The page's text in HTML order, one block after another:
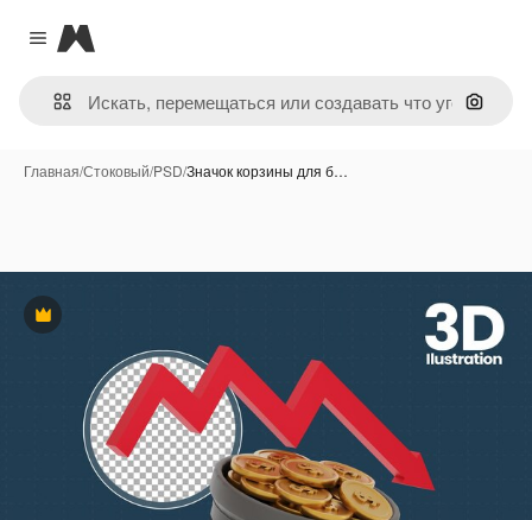
Close menu
Magnific
Поиск
Главная/Стоковый/PSD/Значок корзины для б…
Премиум